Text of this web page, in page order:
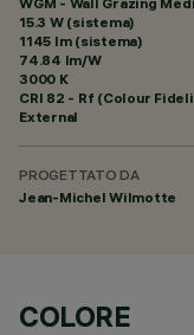
15.3 W (sistema)
1145 lm (sistema)
74.84 lm/W
3000 K
CRI 82 - Rf (Colour
External
PROGETTATO DA
Jean-Michel Wilmotte
COLORE